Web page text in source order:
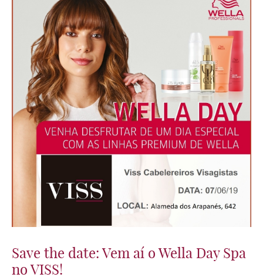
Save the date: Vem aí o Wella Day Spa
no VISS!